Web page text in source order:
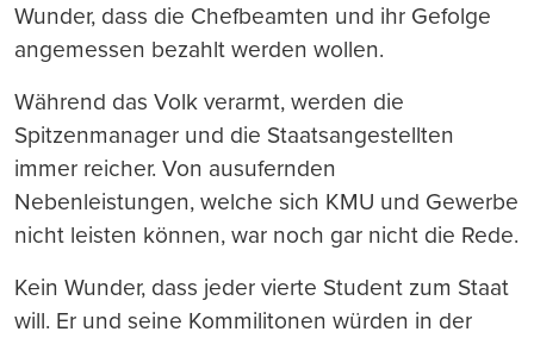
Wunder, dass die Chefbeamten und ihr Gefolge
angemessen bezahlt werden wollen.
Während das Volk verarmt, werden die
Spitzenmanager und die Staatsangestellten
immer reicher. Von ausufernden
Nebenleistungen, welche sich KMU und Gewerbe
nicht leisten können, war noch gar nicht die Rede.
Kein Wunder, dass jeder vierte Student zum Staat
will. Er und seine Kommilitonen würden in der